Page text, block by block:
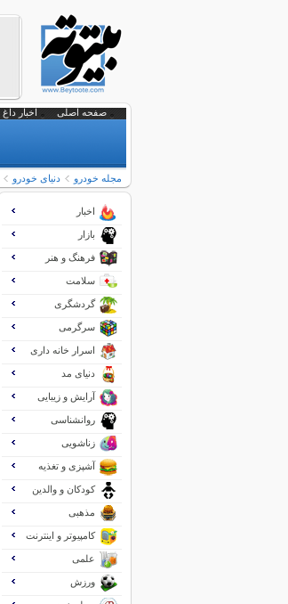
صفحه اصلی اخبار داغ
مجله خودرو دنیای خودرو
اخبار
بازار
فرهنگ و هنر
سلامت
گردشگری
سرگرمی
اسرار خانه داری
دنیای مد
آرایش و زیبایی
روانشناسی
زناشویی
آشپزی و تغذیه
کودکان و والدین
مذهبی
کامپیوتر و اینترنت
علمی
ورزش